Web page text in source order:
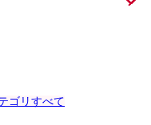
ゴリすべて